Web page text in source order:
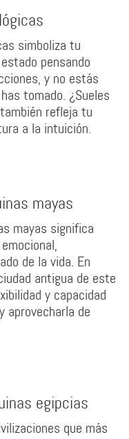
simboliza tu
pensando
y no estás
tomado. ¿Sueles
refleja tu
a la intuición.
mayas
mayas significa
de la vida. En
antigua de este
y capacidad
aprovecharla de
egipcias
que más